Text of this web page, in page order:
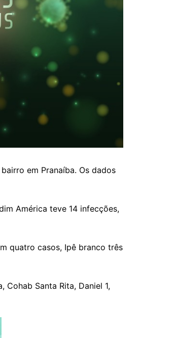
em Pranaíba. Os dados
América teve 14 infecções,
quatro casos, Ipê branco três
Santa Rita, Daniel 1,